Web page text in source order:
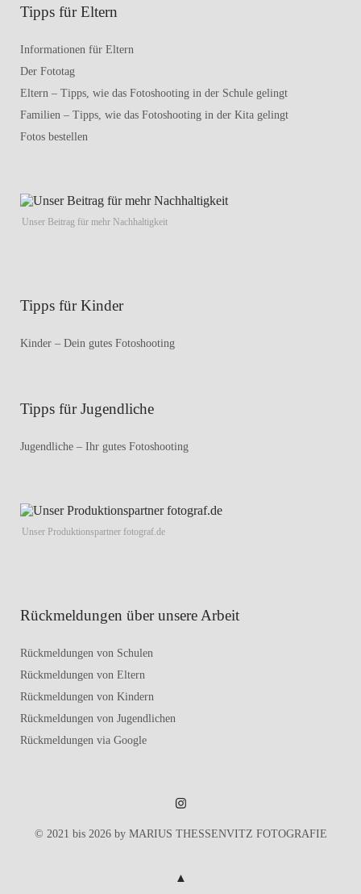
Tipps für Eltern
Informationen für Eltern
Der Fototag
Eltern – Tipps, wie das Fotoshooting in der Schule gelingt
Familien – Tipps, wie das Fotoshooting in der Kita gelingt
Fotos bestellen
Unser Beitrag für mehr Nachhaltigkeit
Tipps für Kinder
Kinder – Dein gutes Fotoshooting
Tipps für Jugendliche
Jugendliche – Ihr gutes Fotoshooting
Unser Produktionspartner fotograf.de
Rückmeldungen über unsere Arbeit
Rückmeldungen von Schulen
Rückmeldungen von Eltern
Rückmeldungen von Kindern
Rückmeldungen von Jugendlichen
Rückmeldungen via Google
Marius
Instagram
© 2021 bis 2026 by MARIUS THESSENVITZ FOTOGRAFIE